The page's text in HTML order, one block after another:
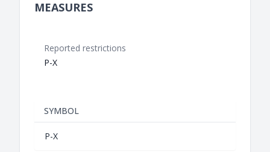
MEASURES
Reported restrictions
P-X
SYMBOL
P-X